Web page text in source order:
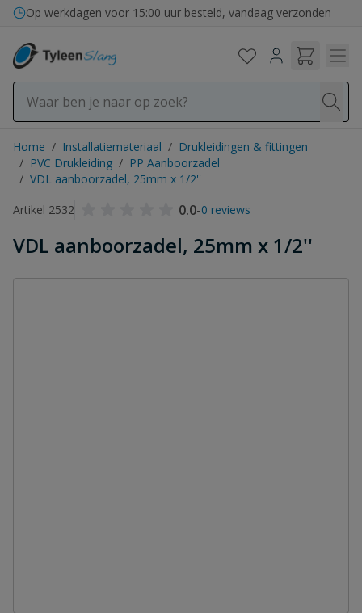
Ga naar de inhoud
Op werkdagen voor 15:00 uur besteld, vandaag verzonden
Home / Installatiemateriaal / Drukleidingen & fittingen
/ PVC Drukleiding / PP Aanboorzadel
/ VDL aanboorzadel, 25mm x 1/2''
Artikel 2532
0.0-0 reviews
VDL aanboorzadel, 25mm x 1/2''